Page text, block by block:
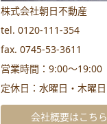
株式会社朝日不動産
tel. 0120-111-354
fax. 0745-53-3611
営業時間：9:00～19:00
定休日：水曜日・木曜日
会社概要はこちら